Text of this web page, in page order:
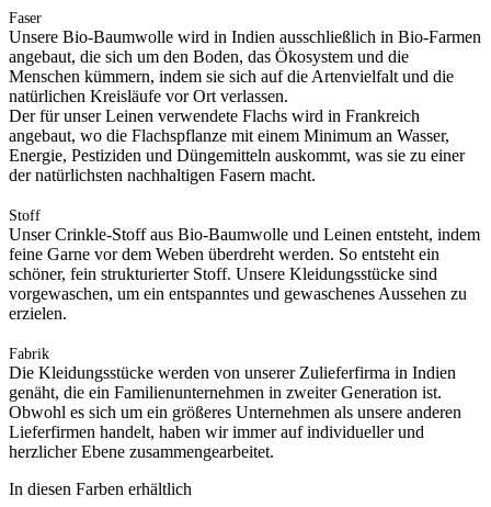
Faser
Unsere Bio-Baumwolle wird in Indien ausschließlich in Bio-Farmen
angebaut, die sich um den Boden, das Ökosystem und die
Menschen kümmern, indem sie sich auf die Artenvielfalt und die
natürlichen Kreisläufe vor Ort verlassen.
Der für unser Leinen verwendete Flachs wird in Frankreich
angebaut, wo die Flachspflanze mit einem Minimum an Wasser,
Energie, Pestiziden und Düngemitteln auskommt, was sie zu einer
der natürlichsten nachhaltigen Fasern macht.
Stoff
Unser Crinkle-Stoff aus Bio-Baumwolle und Leinen entsteht, indem
feine Garne vor dem Weben überdreht werden. So entsteht ein
schöner, fein strukturierter Stoff. Unsere Kleidungsstücke sind
vorgewaschen, um ein entspanntes und gewaschenes Aussehen zu
erzielen.
Fabrik
Die Kleidungsstücke werden von unserer Zulieferfirma in Indien
genäht, die ein Familienunternehmen in zweiter Generation ist.
Obwohl es sich um ein größeres Unternehmen als unsere anderen
Lieferfirmen handelt, haben wir immer auf individueller und
herzlicher Ebene zusammengearbeitet.
In diesen Farben erhältlich